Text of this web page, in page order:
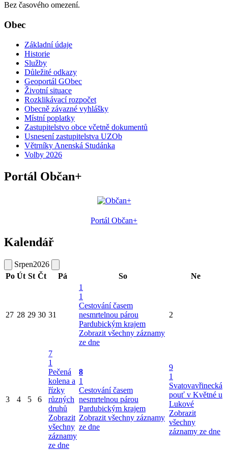
Bez časového omezení.
Obec
Základní údaje
Historie
Služby
Důležité odkazy
Geoportál GObec
Životní situace
Rozklikávací rozpočet
Obecně závazné vyhlášky
Místní poplatky
Zastupitelstvo obce včetně dokumentů
Usnesení zastupitelstva UZOb
Větrníky Anenská Studánka
Volby 2026
Portál Občan+
Portál Občan+
Kalendář
Srpen2026
Po Út St Čt Pá So Ne
27 28 29 30 31
1
1
Cestování časem
nesmrtelnou párou
Pardubickým krajem
Zobrazit všechny záznamy
ze dne
2
3 4 5 6
7
1
Pečená
kolena a
řízky
různých
druhů
Zobrazit
všechny
záznamy
ze dne
8
1
Cestování časem
nesmrtelnou párou
Pardubickým krajem
Zobrazit všechny záznamy
ze dne
9
1
Svatovavřinecká
pouť v Květné u
Lukové
Zobrazit
všechny
záznamy ze dne